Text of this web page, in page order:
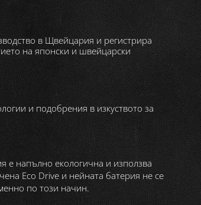
в Щвейцария и регистрира
на японски и швейцарски
и подобрения в изкуството за
е напълно екологична и използва
Eco Drive и нейната батерия не се
по този начин.